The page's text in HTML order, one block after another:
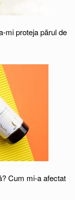
mi proteja părul de
Cum mi-a afectat